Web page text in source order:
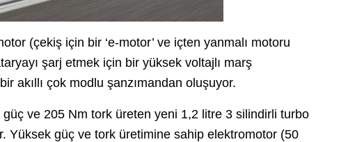
(çekiş için bir ‘e-motor’ ve içten yanmalı motoru
şarj etmek için bir yüksek voltajlı marş
akıllı çok modlu şanzımandan oluşuyor.
ve 205 Nm tork üreten yeni 1,2 litre 3 silindirli turbo
Yüksek güç ve tork üretimine sahip elektromotor (50